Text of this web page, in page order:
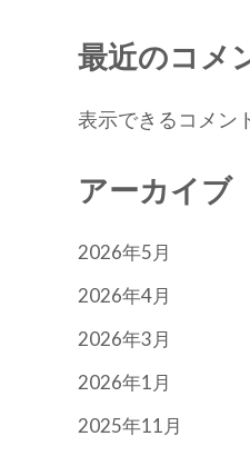
最近のコメ
表示できるコメン
アーカイブ
2026年5月
2026年4月
2026年3月
2026年1月
2025年11月